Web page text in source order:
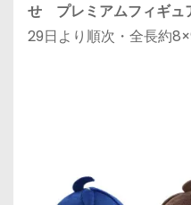
せ プレミアムフィギュ
29日より順次・全長約